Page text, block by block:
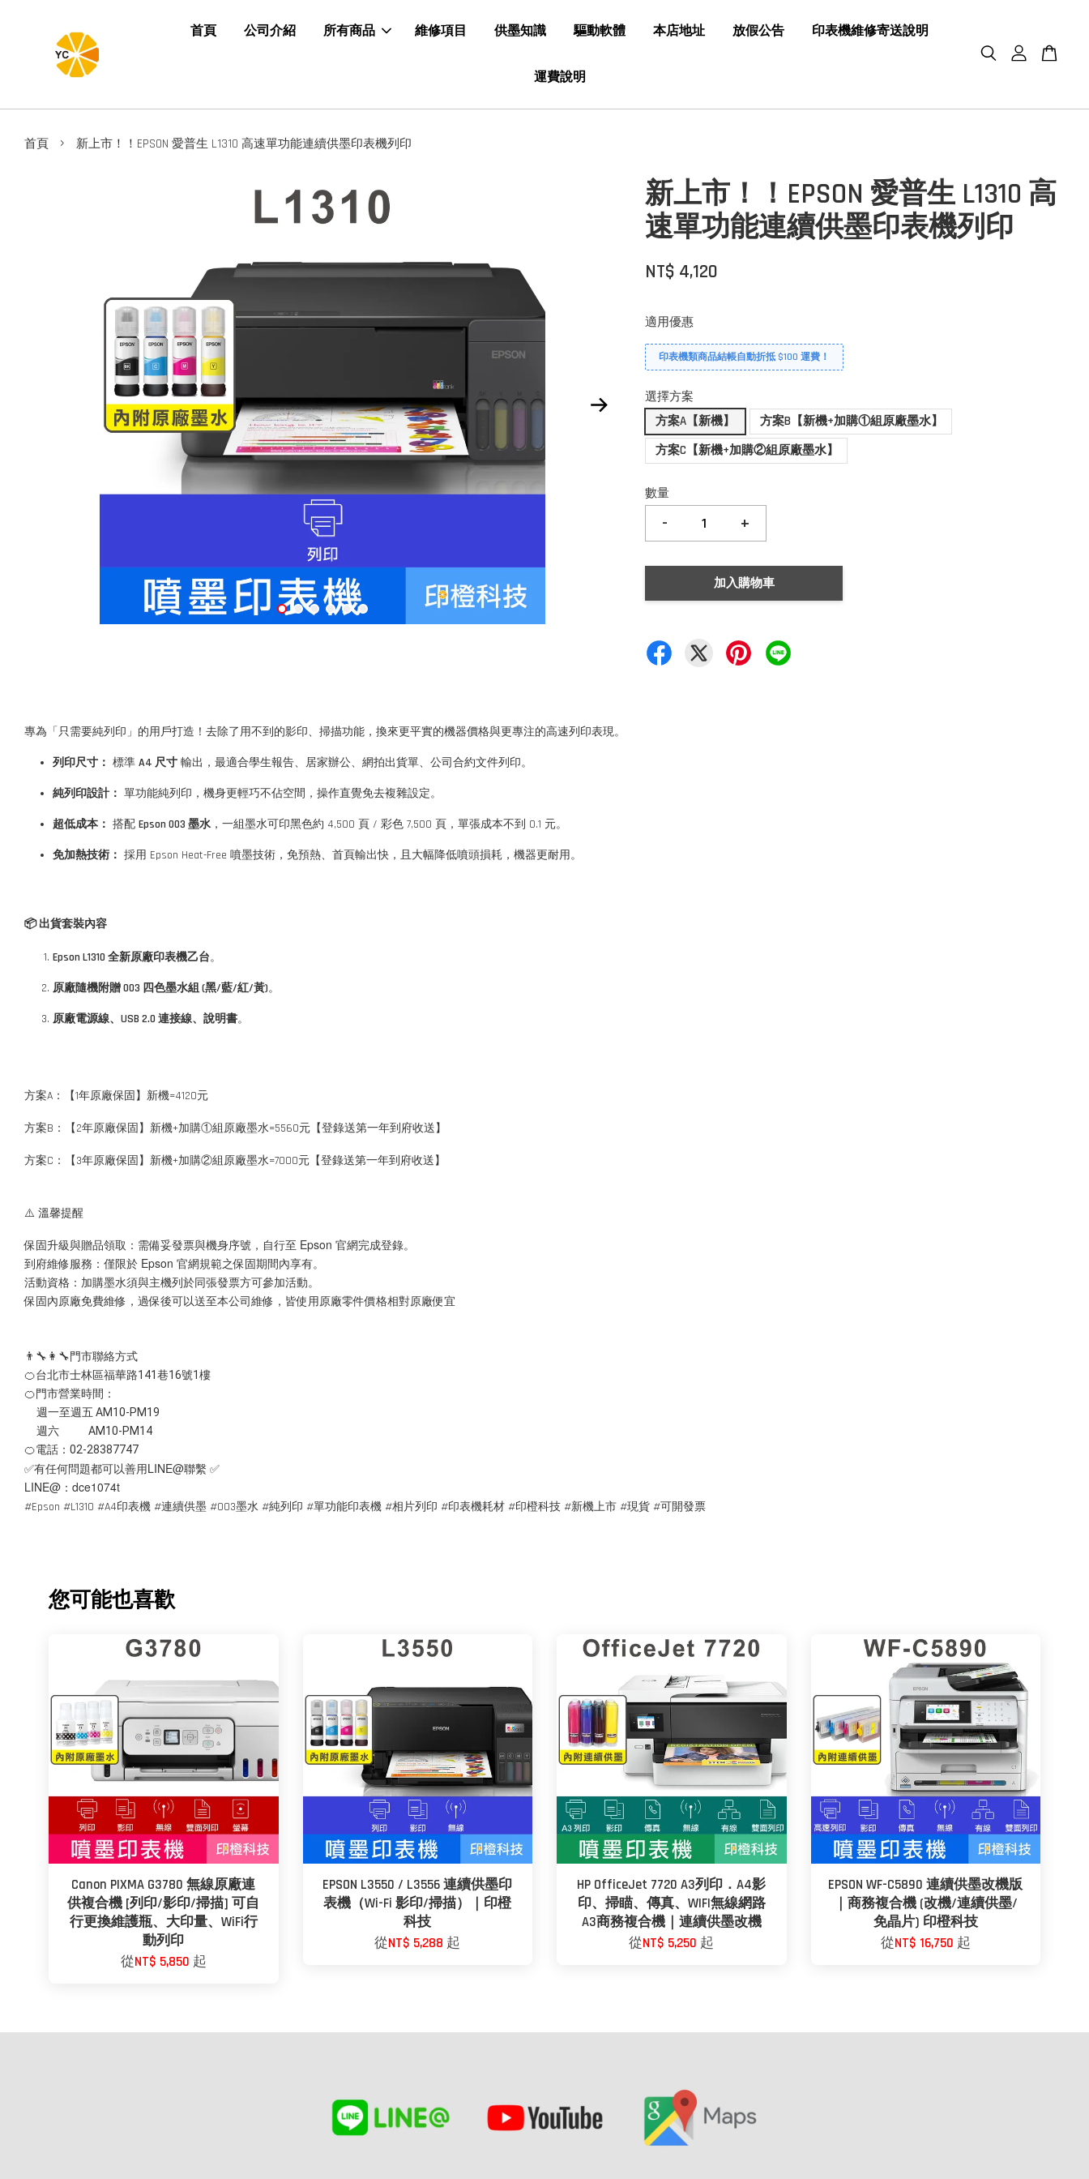
首頁 公司介紹 所有商品 維修項目 供墨知識 驅動軟體 本店地址 放假公告 印表機維修寄送說明
運費說明
首頁 › 新上市！！EPSON 愛普生 L1310 高速單功能連續供墨印表機列印
新上市！！EPSON 愛普生 L1310 高
速單功能連續供墨印表機列印
NT$ 4,120
適用優惠
印表機類商品結帳自動折抵 $100 運費！
選擇方案
方案A【新機】
方案B【新機+加購①組原廠墨水】
方案C【新機+加購②組原廠墨水】
數量
- +
加入購物車
專為「只需要純列印」的用戶打造！去除了用不到的影印、掃描功能，換來更平實的機器價格與更專注的高速列印表現。
列印尺寸： 標準 A4 尺寸 輸出，最適合學生報告、居家辦公、網拍出貨單、公司合約文件列印。
純列印設計： 單功能純列印，機身更輕巧不佔空間，操作直覺免去複雜設定。
超低成本： 搭配 Epson 003 墨水 ，一組墨水可印黑色約 4,500 頁 / 彩色 7,500 頁，單張成本不到 0.1 元。
免加熱技術： 採用 Epson Heat-Free 噴墨技術，免預熱、首頁輸出快，且大幅降低噴頭損耗，機器更耐用。
📦 出貨套裝內容
Epson L1310 全新原廠印表機乙台。
原廠隨機附贈 003 四色墨水組 (黑/藍/紅/黃)。
原廠電源線、USB 2.0 連接線、說明書。
方案A：【1年原廠保固】新機=4120元
方案B：【2年原廠保固】新機+加購①組原廠墨水=5560元【登錄送第一年到府收送】
方案C：【3年原廠保固】新機+加購②組原廠墨水=7000元【登錄送第一年到府收送】
⚠️ 溫馨提醒
保固升級與贈品領取：需備妥發票與機身序號，自行至 Epson 官網完成登錄。
到府維修服務：僅限於 Epson 官網規範之保固期間內享有。
活動資格：加購墨水須與主機列於同張發票方可參加活動。
保固內原廠免費維修，過保後可以送至本公司維修，皆使用原廠零件價格相對原廠便宜
👨‍🔧👩‍🔧門市聯絡方式
🍊台北市士林區福華路141巷16號1樓
🍊門市營業時間：
週一至週五 AM10-PM19
週六 AM10-PM14
🍊電話：02-28387747
✅有任何問題都可以善用LINE@聯繫 ✅
LINE@：dce1074t
#Epson #L1310 #A4印表機 #連續供墨 #003墨水 #純列印 #單功能印表機 #相片列印 #印表機耗材 #印橙科技 #新機上市 #現貨 #可開發票
您可能也喜歡
Canon PIXMA G3780 無線原廠連
供複合機 [列印/影印/掃描] 可自
行更換維護瓶、大印量、WiFi行
動列印
從NT$ 5,850 起
EPSON L3550 / L3556 連續供墨印
表機（Wi-Fi 影印/掃描）｜印橙
科技
從NT$ 5,288 起
HP OfficeJet 7720 A3列印．A4影
印、掃瞄、傳真、WIFI無線網路
A3商務複合機｜連續供墨改機
從NT$ 5,250 起
EPSON WF-C5890 連續供墨改機版
｜商務複合機 (改機/連續供墨/
免晶片) 印橙科技
從NT$ 16,750 起